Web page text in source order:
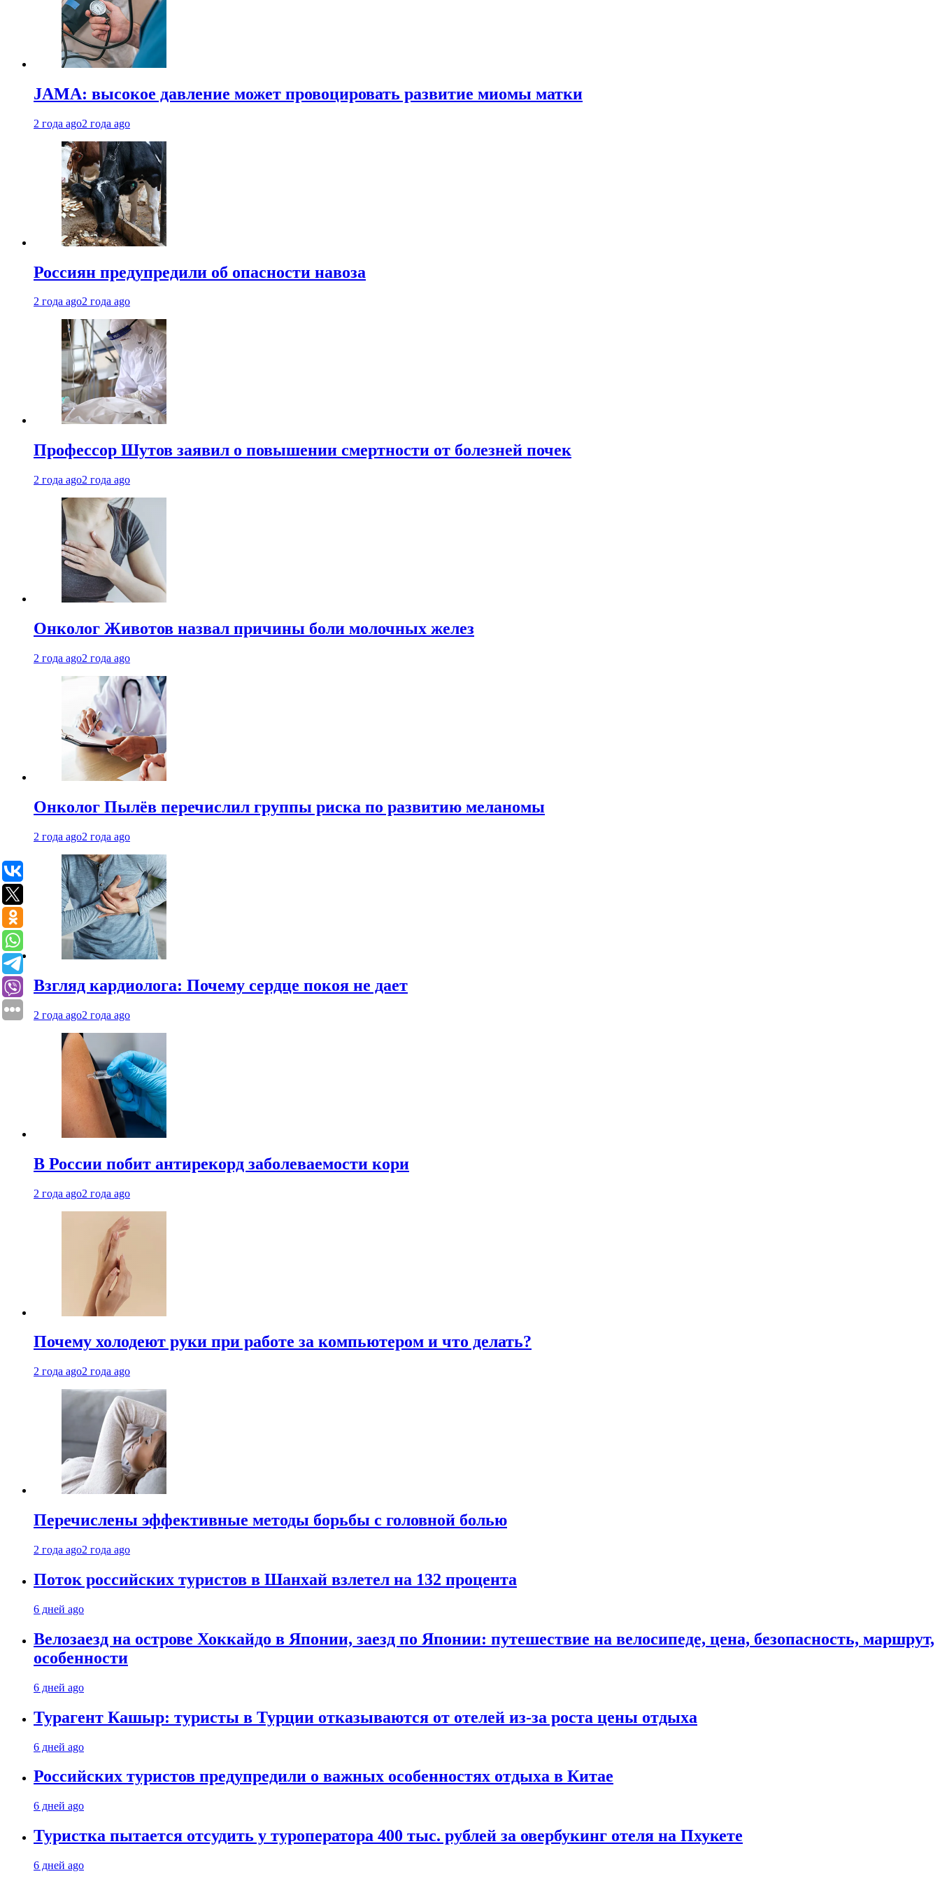
JAMA: высокое давление может провоцировать развитие миомы матки
2 года ago2 года ago
Россиян предупредили об опасности навоза
2 года ago2 года ago
Профессор Шутов заявил о повышении смертности от болезней почек
2 года ago2 года ago
Онколог Животов назвал причины боли молочных желез
2 года ago2 года ago
Онколог Пылёв перечислил группы риска по развитию меланомы
2 года ago2 года ago
Взгляд кардиолога: Почему сердце покоя не дает
2 года ago2 года ago
В России побит антирекорд заболеваемости кори
2 года ago2 года ago
Почему холодеют руки при работе за компьютером и что делать?
2 года ago2 года ago
Перечислены эффективные методы борьбы с головной болью
2 года ago2 года ago
Поток российских туристов в Шанхай взлетел на 132 процента
6 дней ago
Велозаезд на острове Хоккайдо в Японии, заезд по Японии: путешествие на велосипеде, цена, безопасность, маршрут,
особенности
6 дней ago
Турагент Кашыр: туристы в Турции отказываются от отелей из-за роста цены отдыха
6 дней ago
Российских туристов предупредили о важных особенностях отдыха в Китае
6 дней ago
Туристка пытается отсудить у туроператора 400 тыс. рублей за овербукинг отеля на Пхукете
6 дней ago